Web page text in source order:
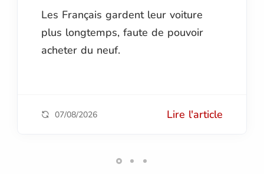
Les Français gardent leur voiture
plus longtemps, faute de pouvoir
acheter du neuf.
07/08/2026 Lire l'article